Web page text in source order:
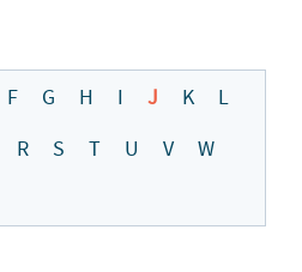
F G H I J K
L
R S T U V
W